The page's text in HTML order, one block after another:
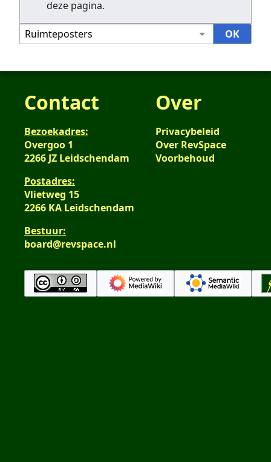
deze pagina.
Contact
Bezoekadres:
Overgoo 1
2266 JZ Leidschendam
Postadres:
Vlietweg 15
2266 KA Leidschendam
Bestuur:
board@revspace.nl
Over
Privacybeleid
Over RevSpace
Voorbehoud